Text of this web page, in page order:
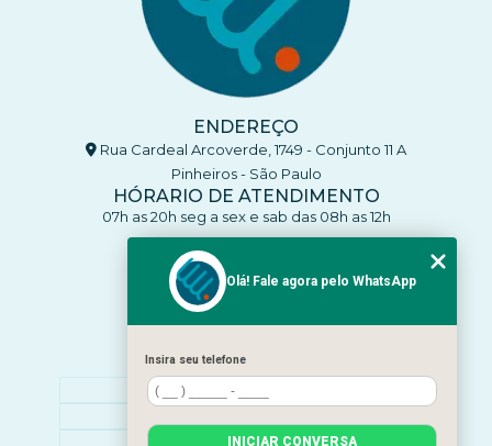
ENDEREÇO
Rua Cardeal Arcoverde, 1749 - Conjunto 11 A
Pinheiros - São Paulo
HÓRARIO DE ATENDIMENTO
07h as 20h seg a sex e sab das 08h as 12h
CONTATO
(11) 93770-4137
(11) 93770-4137
clinicaenleva5@gmail.com
MENU
HOME
Olá! Fale agora pelo WhatsApp
Insira seu telefone
INICIAR CONVERSA